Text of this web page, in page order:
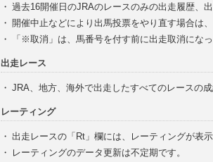
・ 過去16開催日のJRAのレースのみの出走履歴、
・ 開催中止などにより出馬投票をやり直す場合は
・
「※取消」は、馬番号を付す前に出走取消にな
出走レース
・ JRA、地方、海外で出走したすべてのレースの
レーティング
・ 出走レースの「Rt」欄には、レーティングが表
・
レーティングのデータ更新は不定期です。